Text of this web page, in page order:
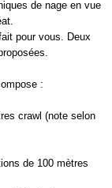
de nage en vue
pour vous. Deux
:
crawl (note selon
de 100 mètres